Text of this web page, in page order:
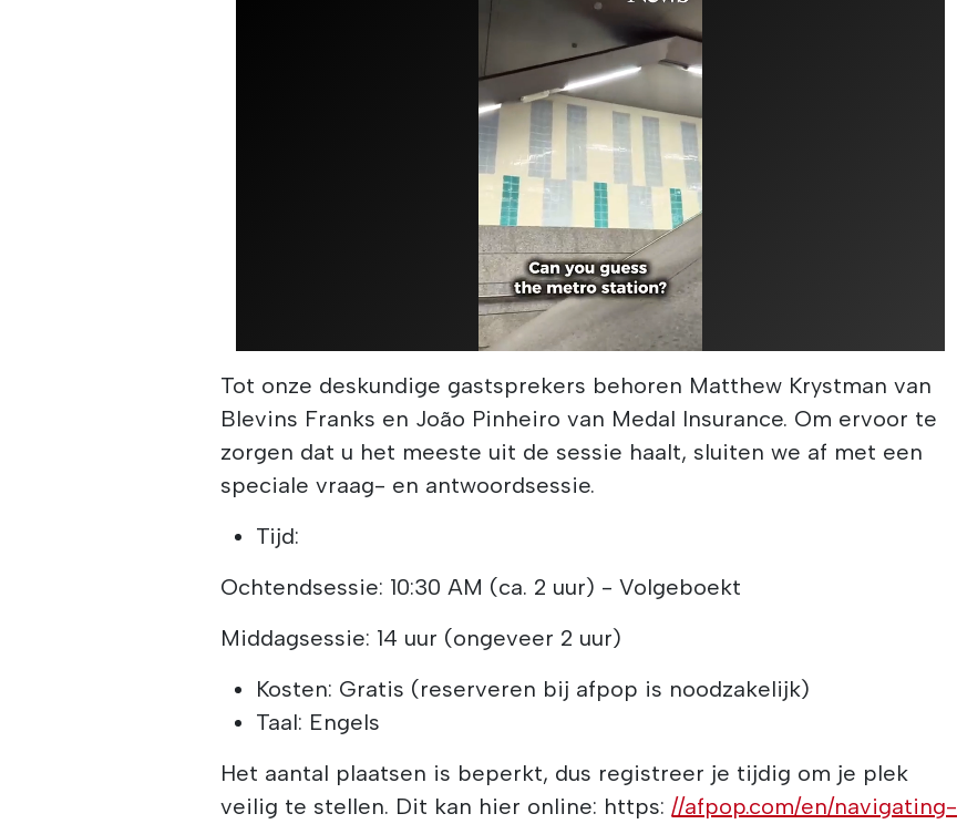
Tot onze deskundige gastsprekers behoren Matthew Krystman van
Blevins Franks en João Pinheiro van Medal Insurance. Om ervoor te
zorgen dat u het meeste uit de sessie haalt, sluiten we af met een
speciale vraag- en antwoordsessie.
Tijd:
Ochtendsessie: 10:30 AM (ca. 2 uur) - Volgeboekt
Middagsessie: 14 uur (ongeveer 2 uur)
Kosten: Gratis (reserveren bij afpop is noodzakelijk)
Taal: Engels
Het aantal plaatsen is beperkt, dus registreer je tijdig om je plek
veilig te stellen. Dit kan hier online: https://afpop.com/en/navigating-